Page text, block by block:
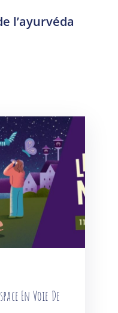
l’ayurvéda
En Voie De